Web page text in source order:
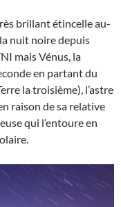
brillant étincelle au-
nuit noire depuis
mais Vénus, la
en partant du
la troisième), l’astre
raison de sa relative
qui l’entoure en